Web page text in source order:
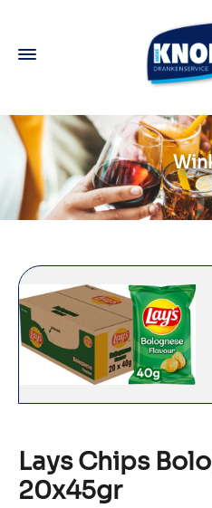
Lays Chips
20x45gr